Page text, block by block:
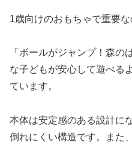
1歳向けのおもちゃで重要な
「ボールがジャンプ！森の
な子どもが安心して遊べる
ています。
本体は安定感のある設計に
倒れにくい構造です。また